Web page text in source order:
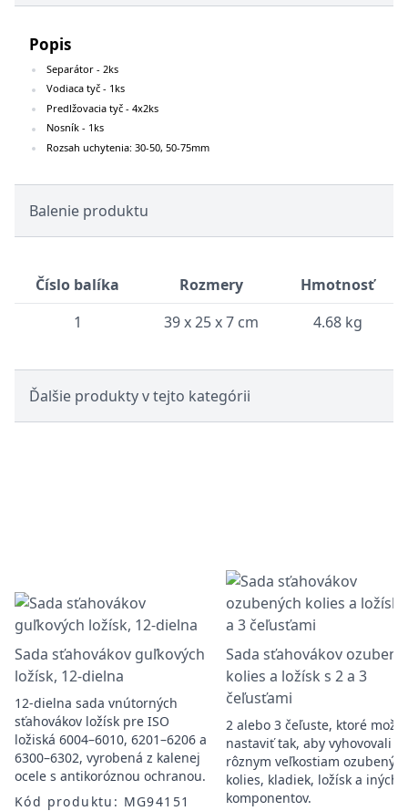
Popis
Separátor - 2ks
Vodiaca tyč - 1ks
Predlžovacia tyč - 4x2ks
Nosník - 1ks
Rozsah uchytenia: 30-50, 50-75mm
Balenie produktu
Číslo balíka Rozmery
Hmotnosť
1
39 x 25 x 7 cm 4.68 kg
Ďalšie produkty v tejto kategórii
Sada sťahovákov guľkových
ložísk, 12-dielna
12-dielna sada vnútorných
sťahovákov ložísk pre ISO
ložiská 6004–6010, 6201–6206 a
6300–6302, vyrobená z kalenej
ocele s antikoróznou ochranou.
Kód produktu: MG94151
Sada sťahovákov
kolies a ložísk s 2 a 3
čeľusťami
2 alebo 3 čeľuste, ktoré
nastaviť tak, aby vyhovovali
rôznym veľkostiam
kolies, kladiek, ložísk a iných
komponentov.